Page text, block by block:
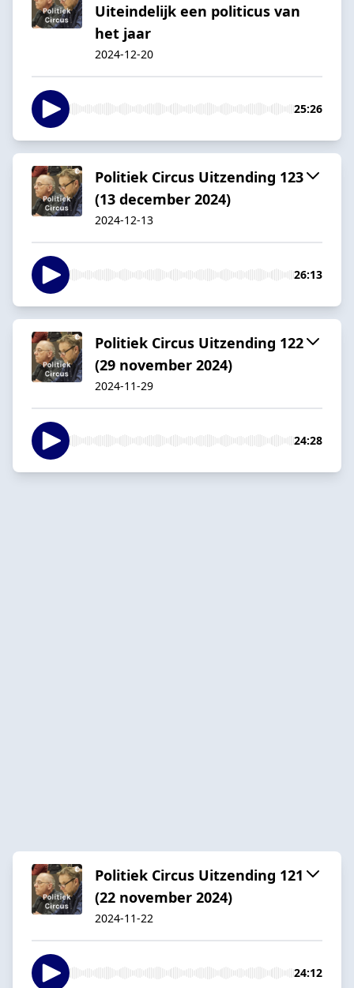
Uiteindelijk een politicus van
het jaar
2024-12-20
25:26
Politiek Circus Uitzending 123
(13 december 2024)
2024-12-13
26:13
Politiek Circus Uitzending 122
(29 november 2024)
2024-11-29
24:28
Politiek Circus Uitzending 121
(22 november 2024)
2024-11-22
24:12